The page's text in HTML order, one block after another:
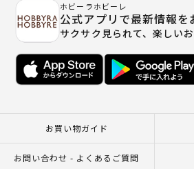
ホビーラホビーレ
公式アプリで最新情報を
サクサク見られて、楽しい
お買い物ガイド
お問い合わせ - よくあるご質問